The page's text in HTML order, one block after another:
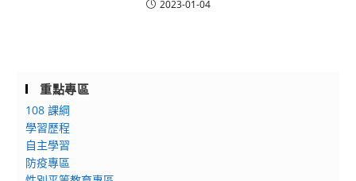
2023-01-04
重點專區
108 課綱
學習歷程
自主學習
防疫專區